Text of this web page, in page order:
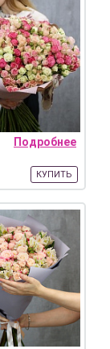
Подробнее
КУПИТЬ